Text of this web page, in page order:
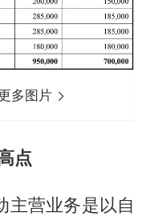
多图片
点
主营业务是以自